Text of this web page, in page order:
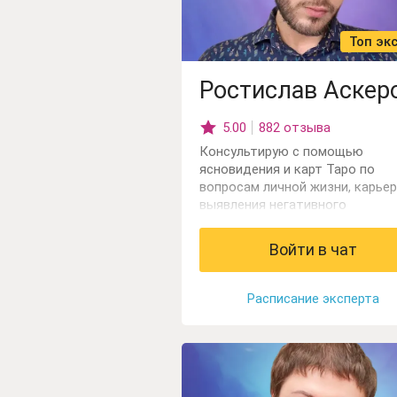
Топ
Ростислав
5.00
882 отзыва
Консультирую с помощью
ясновидения и карт Таро по
вопросам личной жизни,
выявления негативного
Войти в чат
Расписание эксперта